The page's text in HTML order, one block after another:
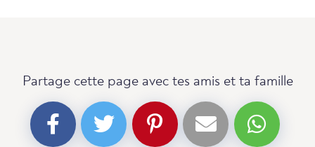
Partage cette page avec tes amis et ta famille